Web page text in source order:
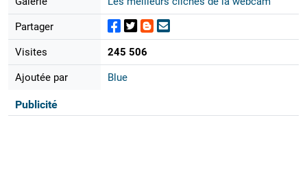
Partager
Visites 245 506
Ajoutée par Blue
Publicité